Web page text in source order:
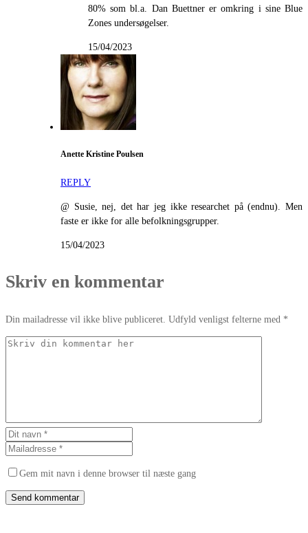
80% som bl.a. Dan Buettner er omkring i sine Blue
Zones undersøgelser.
15/04/2023
Anette Kristine Poulsen
REPLY
@ Susie, nej, det har jeg ikke researchet på (endnu). Men
faste er ikke for alle befolkningsgrupper.
15/04/2023
Skriv en kommentar
Din mailadresse vil ikke blive publiceret. Udfyld venligst felterne med *
Gem mit navn i denne browser til næste gang